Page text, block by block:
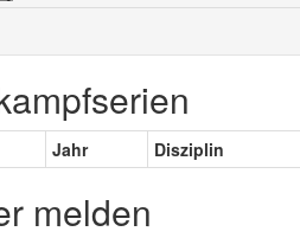
Jahr Disziplin
melden